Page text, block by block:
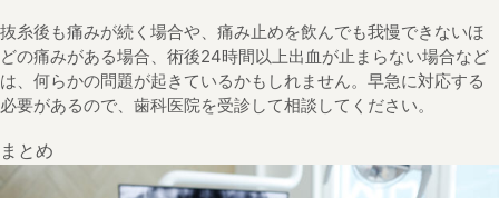
抜糸後も痛みが続く場合や、痛み止めを飲んでも我慢できないほ
どの痛みがある場合、術後24時間以上出血が止まらない場合など
は、何らかの問題が起きているかもしれません。早急に対応する
必要があるので、歯科医院を受診して相談してください。
まとめ